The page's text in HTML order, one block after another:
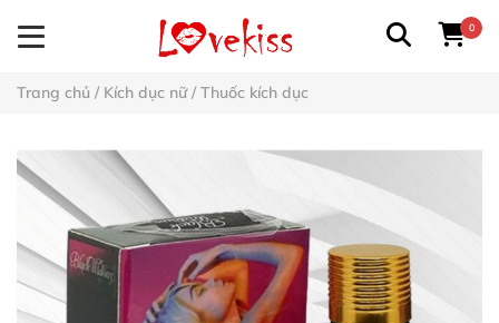
0
Trang chủ / Kích dục nữ/ Thuốc kích dục